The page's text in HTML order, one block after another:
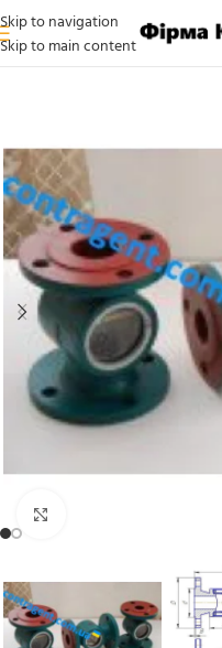
Skip to navigation
Skip to main content